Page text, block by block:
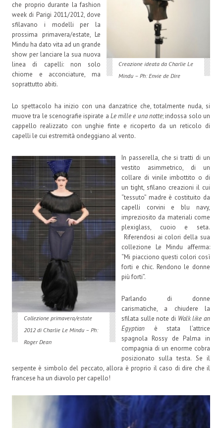
Creazione ideata da Charlie Le
Mindu – Ph: Envie de Dire
che proprio durante la fashion
week di Parigi 2011/2012, dove
sfilavano i modelli per la
prossima primavera/estate, Le
Mindu ha dato vita ad un grande
show per lanciare la sua nuova
linea di capelli: non solo
chiome e acconciature, ma
soprattutto abiti.
Lo spettacolo ha inizio con una danzatrice che, totalmente nuda, si
muove tra le scenografie ispirate a Le mille e una notte; indossa solo un
cappello realizzato con unghie finte e ricoperto da un reticolo di
capelli le cui estremità ondeggiano al vento.
Collezione primavera/estate
2012 di Charlie Le Mindu – Ph:
Roger Dean
In passerella, che si tratti di un
vestito asimmetrico, di un
collare di vinile imbottito o di
un tight, sfilano creazioni il cui
“tessuto” madre è costituito da
capelli corvini e blu navy,
impreziosito da materiali come
plexiglass, cuoio e seta.
Riferendosi ai colori della sua
collezione Le Mindu afferma:
“Mi piacciono questi colori così
forti e chic. Rendono le donne
più forti”.
Parlando di donne
carismatiche, a chiudere la
sfilata sulle note di Walk like an
Egyptianè stata l’attrice
spagnola Rossy de Palma in
compagnia di un enorme cobra
posizionato sulla testa. Se il
serpente è simbolo del peccato, allora è proprio il caso di dire che il
francese ha un diavolo per capello!